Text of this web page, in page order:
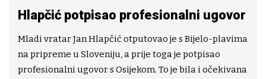
Hlapčić potpisao profesionalni ugovor
Mladi vratar Jan Hlapčić otputovao je s Bijelo-plavima
na pripreme u Sloveniju, a prije toga je potpisao
profesionalni ugovor s Osijekom. To je bila i očekivana